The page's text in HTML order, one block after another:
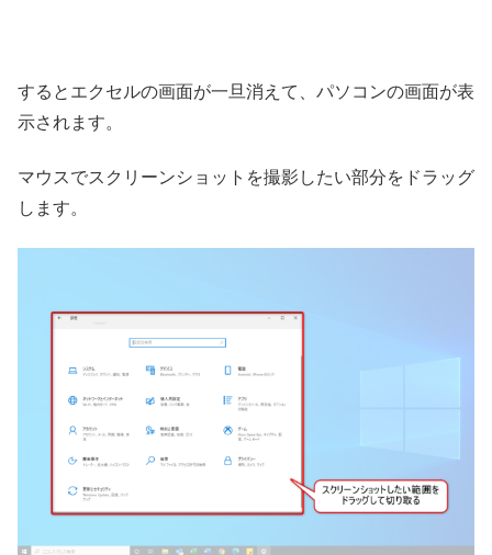
するとエクセルの画面が一旦消えて、パソコンの画面が表
示されます。
マウスでスクリーンショットを撮影したい部分をドラッグ
します。